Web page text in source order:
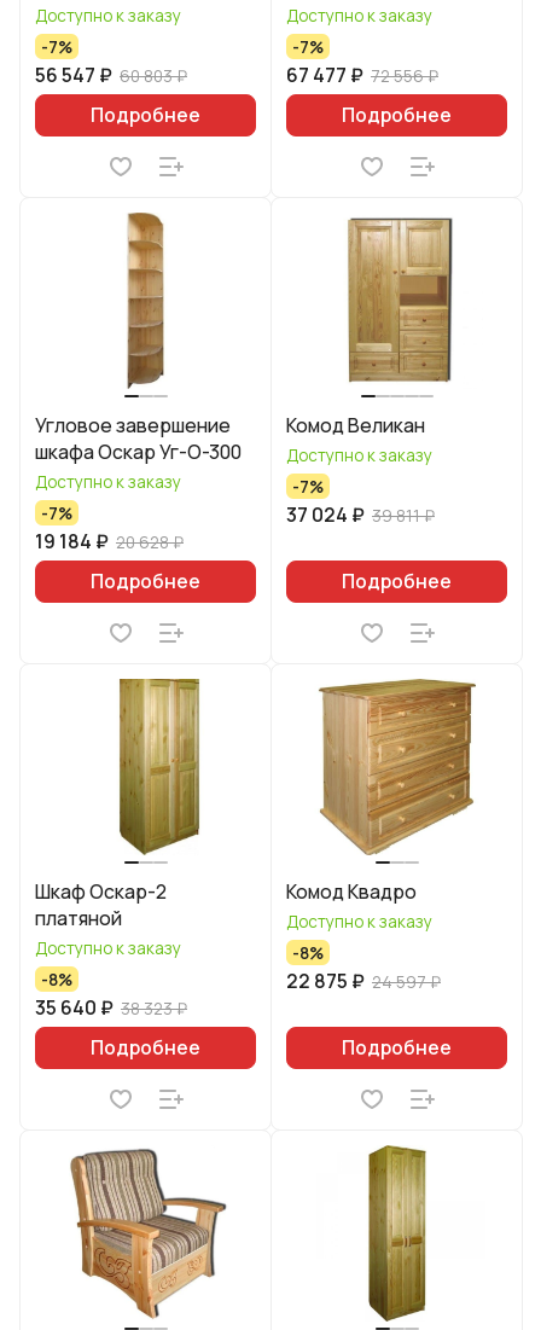
Доступно к заказу
-7%
56 547 ₽ 60 803 ₽
Подробнее
Доступно к заказу
-7%
67 477 ₽ 72 556 ₽
Подробнее
Угловое завершение
шкафа Оскар Уг-О-300
Доступно к заказу
-7%
19 184 ₽ 20 628 ₽
Подробнее
Комод Великан
Доступно к заказу
-7%
37 024 ₽ 39 811 ₽
Подробнее
Шкаф Оскар-2
платяной
Доступно к заказу
-8%
35 640 ₽ 38 323 ₽
Подробнее
Комод Квадро
Доступно к заказу
-8%
22 875 ₽ 24 597 ₽
Подробнее